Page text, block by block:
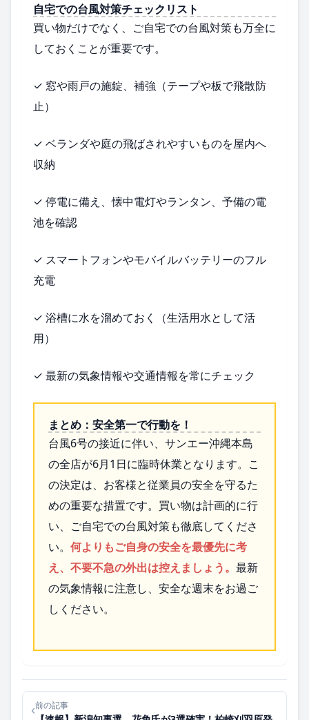
自宅での台風対策チェックリスト
買い物だけでなく、ご自宅での台風対策も万全に
しておくことが重要です。
✓ 窓や雨戸の施錠、補強（テープや板で飛散防
止）
✓ ベランダや庭の飛ばされやすいものを屋内へ
収納
✓ 停電に備え、懐中電灯やランタン、予備の電
池を確認
✓ スマートフォンやモバイルバッテリーのフル
充電
✓ 浴槽に水を溜めておく（生活用水として活
用）
✓ 最新の気象情報や交通情報を常にチェック
まとめ：安全第一で行動を！
台風6号の接近に伴い、サンエー沖縄本島
の全店が6月1日に臨時休業となります。こ
の決定は、お客様と従業員の安全を守るた
めの重要な措置です。買い物は計画的に行
い、ご自宅での台風対策も徹底してくださ
い。 何よりもご自身の安全を最優先に考
え、不要不急の外出は控えましょう。 最新
の気象情報に注意し、安全な週末をお過ご
しください。
‹前の記事